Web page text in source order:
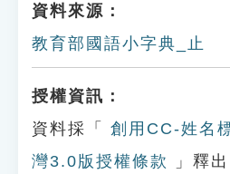
資料來源：
教育部國語小字典_止
授權資訊：
資料採「
創用CC-姓名
灣3.0版授權條款
」釋出